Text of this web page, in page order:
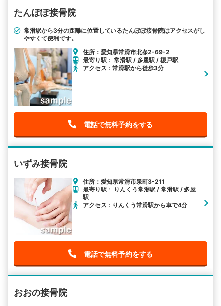
たんぽぽ接骨院
常滑駅から3分の距離に位置しているたんぽぽ接骨院はアクセスがし
やすくて便利です。
住所：愛知県常滑市北条2-69-2
最寄り駅： 常滑駅 / 多屋駅 / 榎戸駅
アクセス：常滑駅から徒歩3分
電話で無料予約をする
いずみ接骨院
住所：愛知県常滑市泉町3-211
最寄り駅： りんくう常滑駅 / 常滑駅 / 多屋
駅
アクセス：りんくう常滑駅から車で4分
電話で無料予約をする
おおの接骨院